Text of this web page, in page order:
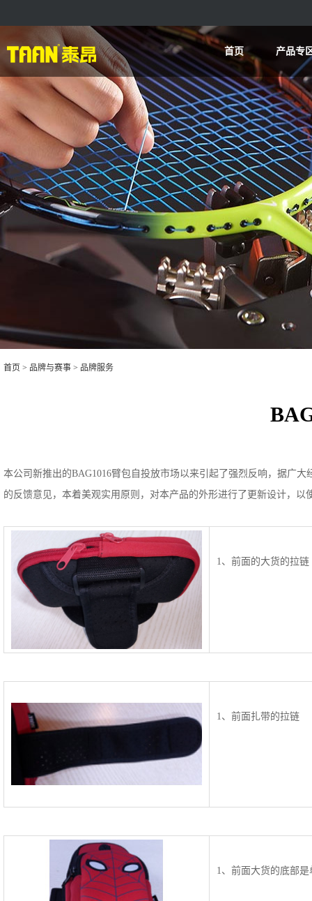
首页 产品专
首页 > 品牌与赛事 > 品牌服务
本公司新推出的BAG1016臂包自投放市场以来引起了强烈反响，据广
的反馈意见，本着美观实用原则，对本产品的外形进行了更新设计，
1、前面的大货的拉链
1、前面扎带的拉链
1、前面大货的底部是